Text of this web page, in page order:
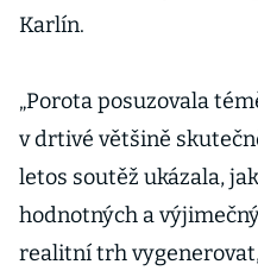
Karlín.
„Porota posuzovala
v drtivé většině
letos soutěž ukázala,
hodnotných a
realitní trh